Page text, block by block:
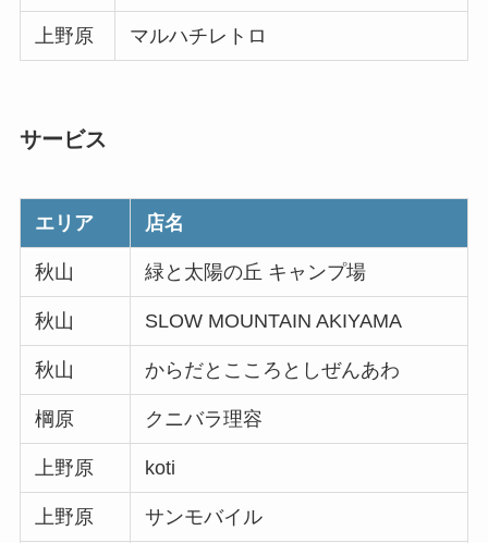
上野原 マルハチレトロ
サービス
エリア 店名
秋山 緑と太陽の丘 キャンプ場
秋山 SLOW MOUNTAIN AKIYAMA
秋山 からだとこころとしぜんあわ
棡原 クニバラ理容
上野原 koti
上野原 サンモバイル